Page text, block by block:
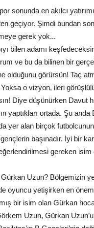
sonunda en akılcı
geçiyor. Şimdi bundan
gerek yok...
bilen adamı
ve bu da bilinen bir
olduğunu görürsün! Taç
o vizyon, ileri
Diye düşünürken Davut
yaptıkları ortada. Şu
yer alan birçok
başınadır. İyi bir
gereken isim
Uzun? Bölgemizin
oyuncu yetişirken en
bir isim olan Gürkan
Uzun, Gürkan